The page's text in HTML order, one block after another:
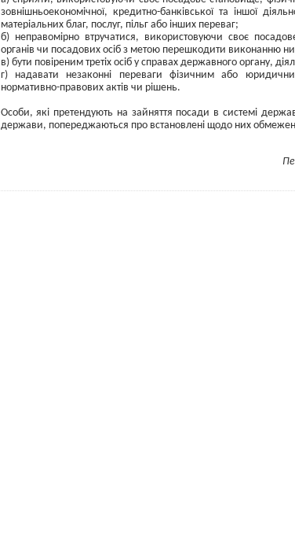
зовнішньоекономічної, кредитно-банківської та іншої
матеріальних благ, послуг, пільг або інших переваг;
б) неправомірно втручатися, використовуючи своє
органів чи посадових осіб з метою перешкодити виконанню
в) бути повіреним третіх осіб у справах державного органу,
г) надавати незаконні переваги фізичним або
нормативно-правових актів чи рішень.
Особи, які претендують на зайняття посади в системі
держави, попереджаються про встановлені щодо них